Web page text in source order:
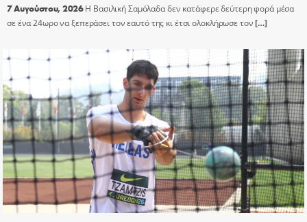
7 Αυγούστου, 2026 Η Βασιλική Σαμόλαδα δεν κατάφερε δεύτερη φορά μέσα
σε ένα 24ωρο να ξεπεράσει τον εαυτό της κι έτσι ολοκλήρωσε τον[…]